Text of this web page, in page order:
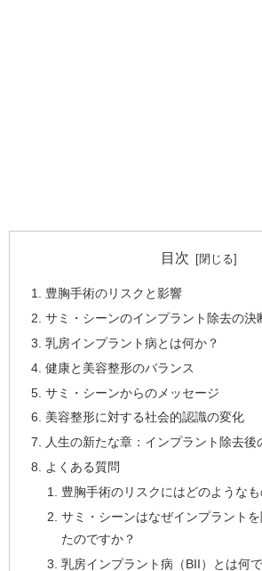
目次
豊胸手術のリスクと影響
サミ・シーンのインプラント除去の決
乳房インプラント病とは何か？
健康と美容整形のバランス
サミ・シーンからのメッセージ
美容整形に対する社会的認識の変化
人生の新たな章：インプラント除去後
よくある質問
豊胸手術のリスクにはどのような
サミ・シーンはなぜインプラント
たのですか？
乳房インプラント病（BII）とは何